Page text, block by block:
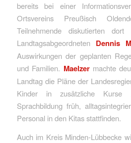
bereits bei einer
Ortsvereins Preußisch
Teilnehmende diskutierten
Landtagsabgeordneten Dennis
Auswirkungen der geplanten
und Familien. Maelzermachte
Landtag die Pläne der
Kinder in zusätzliche Kurse
Sprachbildung früh,
Personal in den Kitas stattfinden.
Auch im Kreis Minden-Lübbecke